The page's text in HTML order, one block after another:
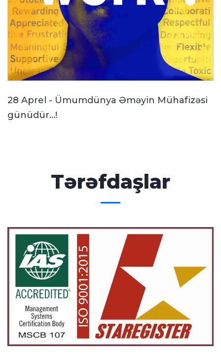
28 Aprel - Ümumdünya Əməyin Mühafizəsi
günüdür...!
Tərəfdaşlar